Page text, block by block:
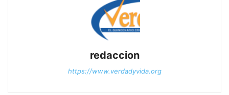
redaccion
https://www.verdadyvida.org